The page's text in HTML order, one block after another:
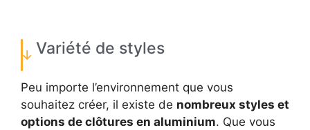
Variété de styles
Peu importe l’environnement que vous
souhaitez créer, il existe de nombreux styles et
options de clôtures en aluminium. Que vous